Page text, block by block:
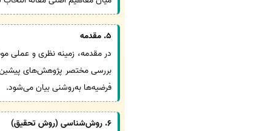
5. مقدمه
در مقدمه، زمینه نظری و عملی
بررسی مختصر پژوهش‌های
فرضیه‌ها به‌روشنی بیان می‌شود.
6. روش‌شناسی (روش تحقیق)